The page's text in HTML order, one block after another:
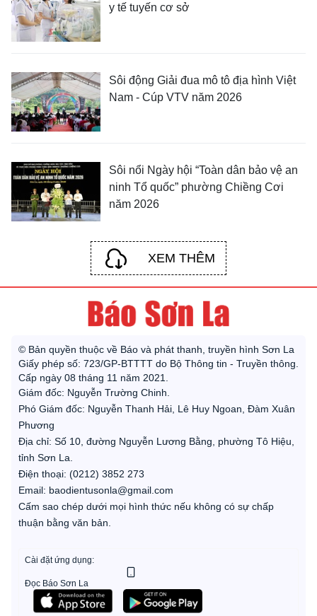
y tế tuyến cơ sở
Sôi động Giải đua mô tô địa hình Việt
Nam - Cúp VTV năm 2026
Sôi nổi Ngày hội “Toàn dân bảo vệ an
ninh Tổ quốc” phường Chiềng Cơi
năm 2026
XEM THÊM
© Bản quyền thuộc về Báo và phát thanh, truyền hình Sơn La
Giấy phép số: 723/GP-BTTTT do Bộ Thông tin - Truyền thông.
Cấp ngày 08 tháng 11 năm 2021.
Giám đốc: Nguyễn Trường Chinh.
Phó Giám đốc: Nguyễn Thanh Hải, Lê Huy Ngoan, Đàm Xuân
Phương
Địa chỉ: Số 10, đường Nguyễn Lương Bằng, phường Tô Hiệu,
tỉnh Sơn La.
Điện thoại: (0212) 3852 273
Email: baodientusonla@gmail.com
Cấm sao chép dưới mọi hình thức nếu không có sự chấp
thuận bằng văn bản.
Cài đặt ứng dụng:
Đọc Báo Sơn La